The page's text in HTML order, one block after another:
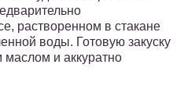
растворенном в стакане
воды. Готовую закуску
и аккуратно